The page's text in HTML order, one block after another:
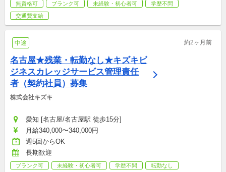
無資格可 ブランク可 未経験・初心者可
学歴不問
交通費支給
中途 約2ヶ月前
名古屋★残業・転勤なし★キズキビ
ジネスカレッジサービス管理責任
者（契約社員）募集
株式会社キズキ
愛知 [名古屋/名古屋駅 徒歩15分]
月給340,000〜340,000円
週5回からOK
長期歓迎
ブランク可 未経験・初心者可 学歴不問
転勤なし